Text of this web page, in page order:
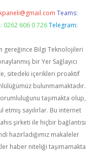
Teams:
0262 606 0 726 Telegram:
gereğince Bilgi Teknolojileri
bir Yer Sağlayıcı
sitedeki içerikleri proaktif
bulunmamaktadır.
taşımakta olup,
sayılırlar. Bu internet
şirketi ile hiçbir bağlantısı
hazırladığımız makaleler
haber niteliği taşımamakta